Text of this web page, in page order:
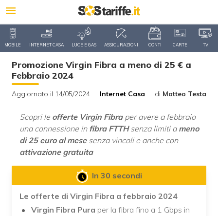
MOBILE INTERNET CASA LUCE E GAS ASSICURAZIONI CONTI CARTE TV
Promozione Virgin Fibra a meno di 25 € a
Febbraio 2024
Aggiornato il 14/05/2024 Internet Casa di Matteo Testa
Scopri le offerte Virgin Fibraper avere a febbraio
una connessione infibra FTTHsenza limiti a meno
di 25 euro al mesesenza vincoli e anche con
attivazione gratuita
In 30 secondi
Le offerte di Virgin Fibra a febbraio 2024
Virgin Fibra Pura per la fibra fino a 1 Gbps in